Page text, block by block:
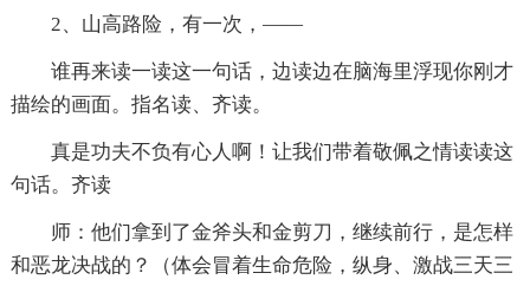
2、山高路险，有一次，——
谁再来读一读这一句话，边读边在脑海里浮现你刚才
描绘的画面。指名读、齐读。
真是功夫不负有心人啊！让我们带着敬佩之情读读这
句话。齐读
师：他们拿到了金斧头和金剪刀，继续前行，是怎样
和恶龙决战的？（体会冒着生命危险，纵身、激战三天三